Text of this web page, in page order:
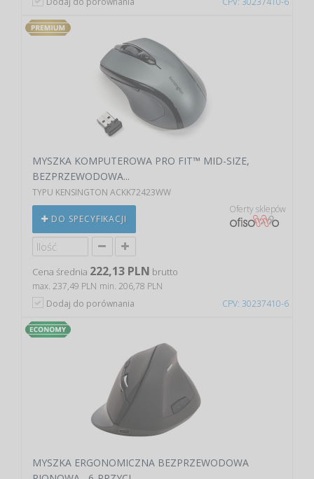
CPV: 30237410-6
MYSZKA KOMPUTEROWA PRO FIT™ MID-SIZE,
BEZPRZEWODOWA...
TYPU KENSINGTON ACKK72423WW
DO SPECYFIKACJI
Oferty sklepów
Cena średnia 222,13 PLN brutto
max. 237,49 PLN min. 206,78 PLN
Dodaj do porównania
MYSZKA ERGONOMICZNA BEZPRZEWODOWA